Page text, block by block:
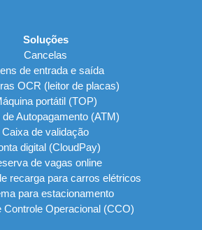
Soluções
Cancelas
de entrada e saída
OCR (leitor de placas)
portátil (TOP)
de Autopagamento (ATM)
Caixa de validação
digital (CloudPay)
de vagas online
recarga para carros elétricos
para estacionamento
Controle Operacional (CCO)